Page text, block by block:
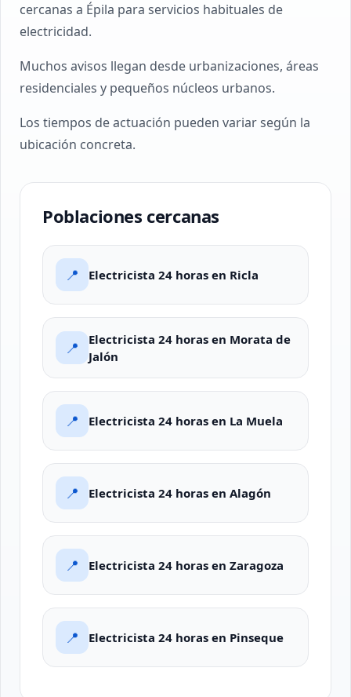
cercanas a Épila para servicios habituales de
electricidad.
Muchos avisos llegan desde urbanizaciones, áreas
residenciales y pequeños núcleos urbanos.
Los tiempos de actuación pueden variar según la
ubicación concreta.
Poblaciones cercanas
📍 Electricista 24 horas en Ricla
📍
Electricista 24 horas en Morata de
Jalón
📍 Electricista 24 horas en La Muela
📍 Electricista 24 horas en Alagón
📍 Electricista 24 horas en Zaragoza
📍 Electricista 24 horas en Pinseque